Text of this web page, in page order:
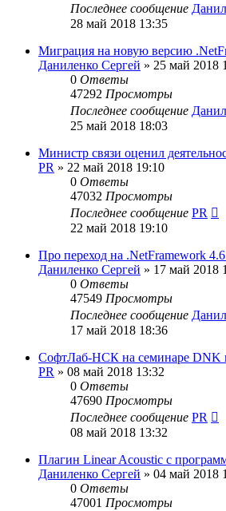
Последнее сообщение
28 май 2018 13:35
Миграция на новую версию
Даниленко Сергей » 25 май 2018
0 Ответы
47292 Просмотры
Последнее сообщение
25 май 2018 18:03
Министр связи оценил
PR » 22 май 2018 19:10
0 Ответы
47032 Просмотры
Последнее сообщение PR
22 май 2018 19:10
Про переход на .NetFramework
Даниленко Сергей » 17 май 2018
0 Ответы
47549 Просмотры
Последнее сообщение
17 май 2018 18:36
СофтЛаб-НСК на семинаре DNK
PR » 08 май 2018 13:32
0 Ответы
47690 Просмотры
Последнее сообщение PR
08 май 2018 13:32
Плагин Linear Acoustic с
Даниленко Сергей » 04 май 2018
0 Ответы
47001 Просмотры